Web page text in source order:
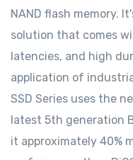
NAND flash memory.
solution that comes
latencies, and high
application of
SSD Series uses the
latest 5th generation
it approximately 40%